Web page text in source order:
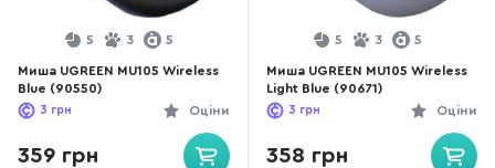
5 3 5
Миша UGREEN MU105 Wireless
Blue (90550)
Оціни
3 грн
359 грн
5 3 5
Миша UGREEN MU105 Wireless
Light Blue (90671)
Оціни
3 грн
358 грн